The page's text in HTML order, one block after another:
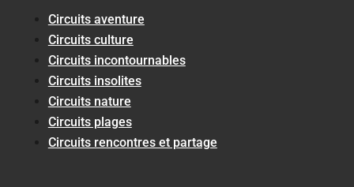
Circuits aventure
Circuits culture
Circuits incontournables
Circuits insolites
Circuits nature
Circuits plages
Circuits rencontres et partage